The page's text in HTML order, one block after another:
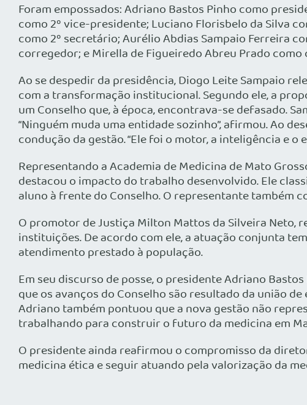
Foram empossados: Adriano Bastos Pinho como
como 2º vice-presidente; Luciano Florisbelo da Silva
como 2º secretário; Aurélio Abdias Sampaio Ferreira
corregedor; e Mirella de Figueiredo Abreu Prado
Ao se despedir da presidência, Diogo Leite Sampaio
com a transformação institucional. Segundo ele, a
um Conselho que, à época, encontrava-se defasado.
“Ninguém muda uma entidade sozinho”, afirmou. Ao
condução da gestão. “Ele foi o motor, a inteligência e
Representando a Academia de Medicina de Mato
destacou o impacto do trabalho desenvolvido. Ele
aluno à frente do Conselho. O representante também
O promotor de Justiça Milton Mattos da Silveira Neto,
instituições. De acordo com ele, a atuação conjunta
atendimento prestado à população.
Em seu discurso de posse, o presidente Adriano
que os avanços do Conselho são resultado da união
Adriano também pontuou que a nova gestão não
trabalhando para construir o futuro da medicina em
O presidente ainda reafirmou o compromisso da
medicina ética e seguir atuando pela valorização da